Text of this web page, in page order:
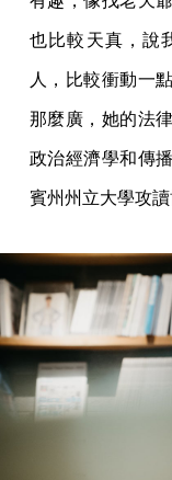
也比較天真，說
人，比較衝動一
那麼廣，她的法
政治經濟學和傳
賓州州立大學攻讀